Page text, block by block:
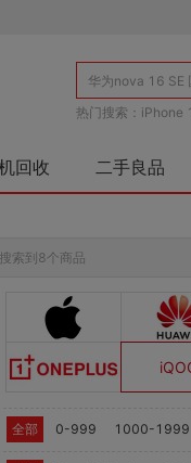
热门搜索： iPhone
回收 二手良品
索到8个商品
全部 0-999 1000-1999